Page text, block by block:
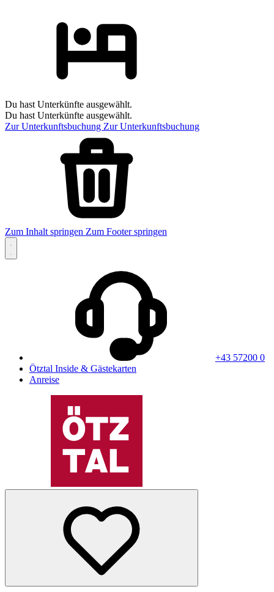
Du hast Unterkünfte ausgewählt.
Du hast Unterkünfte ausgewählt.
Zur Unterkunftsbuchung Zur Unterkunftsbuchung
Zum Inhalt springen Zum Footer springen
+43 57200 0
Ötztal Inside & Gästekarten
Anreise